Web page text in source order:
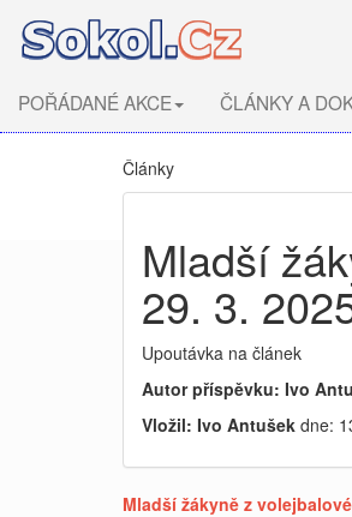
POŘÁDANÉ AKCE ČLÁNKY A
Články
Mladší
29. 3.
Upoutávka na článek
Autor příspěvku: Ivo
Vložil: Ivo Antušek dne:
Mladší žákyně z